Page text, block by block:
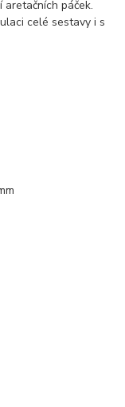
páček.
celé sestavy i s